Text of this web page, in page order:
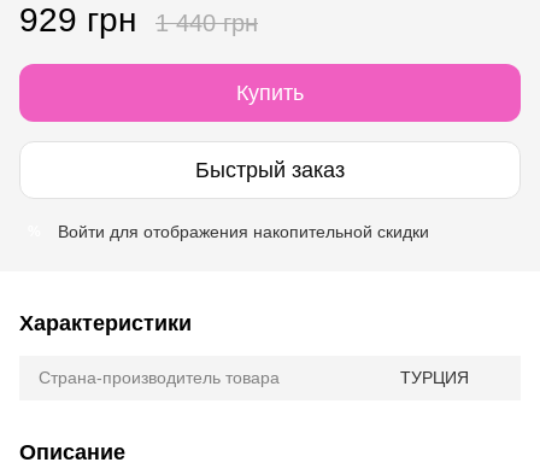
929 грн 1 440 грн
Купить
Быстрый заказ
Войти для отображения накопительной скидки
Характеристики
Страна-производитель товара ТУРЦИЯ
Описание